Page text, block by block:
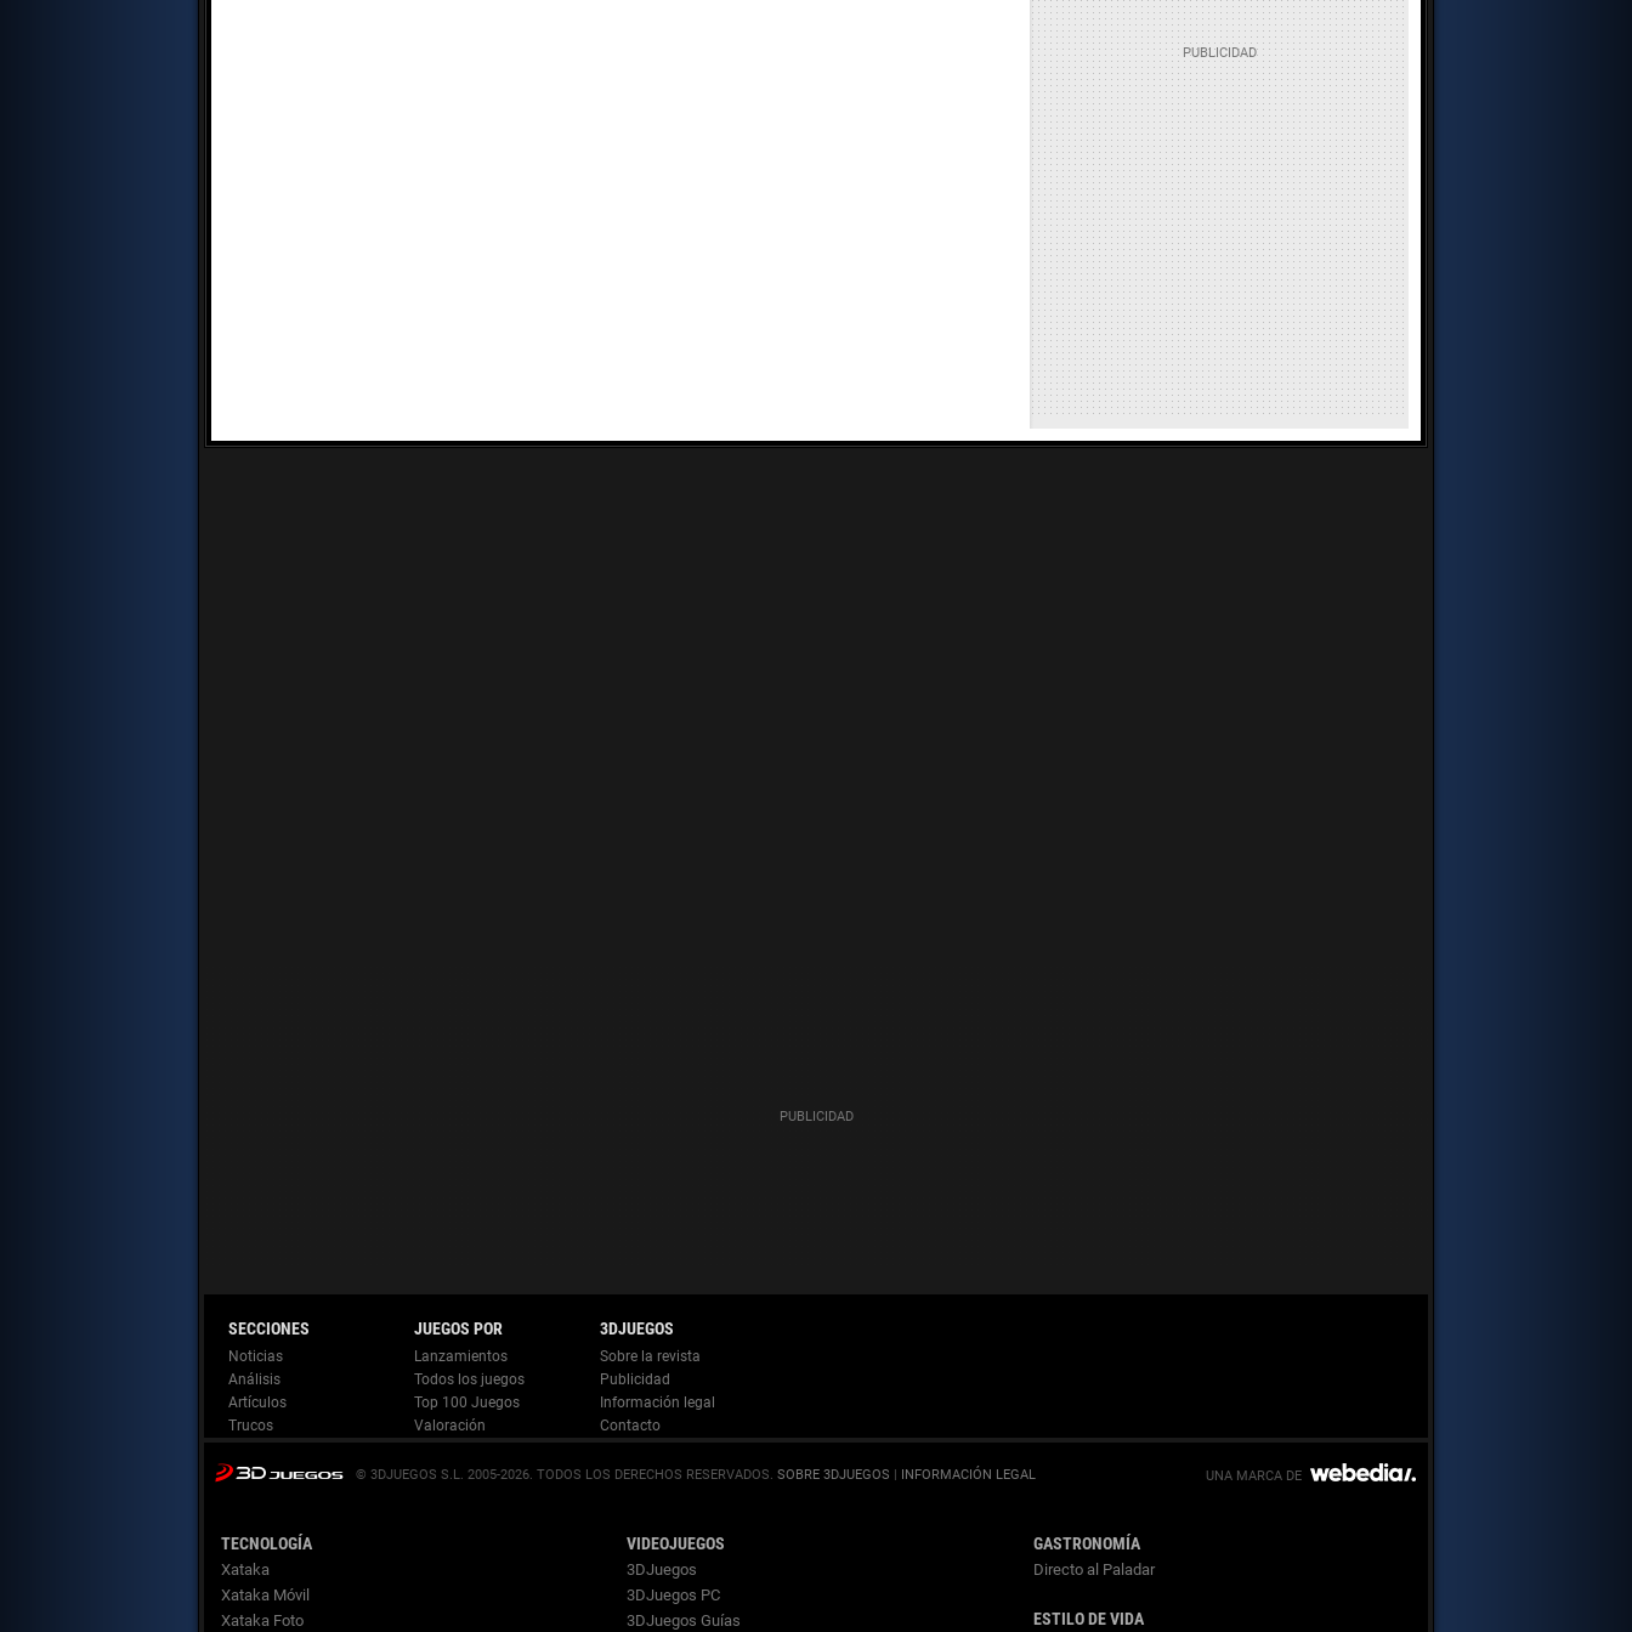
Noticias
Análisis
Artículos
Trucos
Lanzamientos
Todos los juegos
Top 100 Juegos
Valoración
Información legal
© 3DJUEGOS S.L. 2005-2026. . SOBRE 3DJUEGOS | INFORMACIÓN LEGAL
TECNOLOGÍA
Xataka
Xataka Móvil
Xataka Foto
VIDEOJUEGOS
3DJuegos
3DJuegos PC
3DJuegos Guías
GASTRONOMÍA
Directo al Paladar
ESTILO DE VIDA